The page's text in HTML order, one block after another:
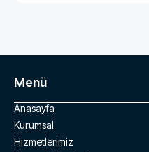
Menü
Anasayfa
Kurumsal
Hizmetlerimiz